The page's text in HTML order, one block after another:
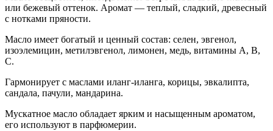
или бежевый оттенок. Аромат — теплый, сладкий, древесный
с нотками пряности.
Масло имеет богатый и ценный состав: селен, эвгенол,
изоэлемицин, метилэвгенол, лимонен, медь, витамины А, В,
С.
Гармонирует с маслами иланг-иланга, корицы, эвкалипта,
сандала, пачули, мандарина.
Мускатное масло обладает ярким и насыщенным ароматом,
его используют в парфюмерии.